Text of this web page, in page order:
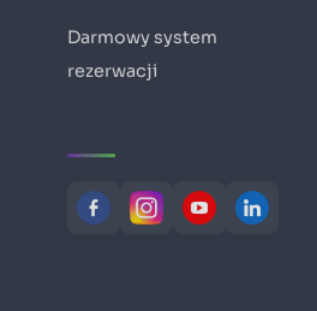
Darmowy system
rezerwacji